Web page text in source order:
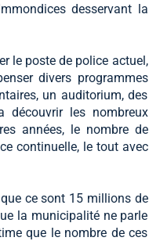
desservant la
le poste de police actuel,
divers programmes
un auditorium, des
découvrir les nombreux
années, le nombre de
continuelle, le tout avec
ce sont 15 millions de
la municipalité ne parle
que le nombre de ces